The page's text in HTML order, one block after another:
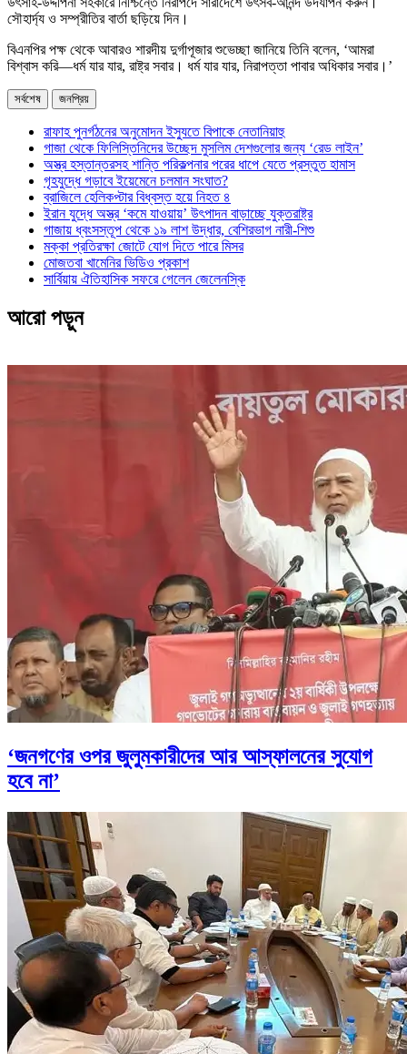
সৌহার্দ্য ও সম্প্রীতির বার্তা ছড়িয়ে দিন।
বিএনপির পক্ষ থেকে আবারও শারদীয় দুর্গাপূজার শুভেচ্ছা জানিয়ে তিনি বলেন, ‘আমরা
বিশ্বাস করি—ধর্ম যার যার, রাষ্ট্র সবার। ধর্ম যার যার, নিরাপত্তা পাবার অধিকার সবার।’
সর্বশেষ জনপ্রিয়
রাফাহ পুনর্গঠনের অনুমোদন ইস্যুতে বিপাকে নেতানিয়াহু
গাজা থেকে ফিলিস্তিনিদের উচ্ছেদ মুসলিম দেশগুলোর জন্য ‘রেড লাইন’
অস্ত্র হস্তান্তরসহ শান্তি পরিকল্পনার পরের ধাপে যেতে প্রস্তুত হামাস
গৃহযুদ্ধে গড়াবে ইয়েমেনে চলমান সংঘাত?
ব্রাজিলে হেলিকপ্টার বিধ্বস্ত হয়ে নিহত ৪
ইরান যুদ্ধে অস্ত্র ‘কমে যাওয়ায়’ উৎপাদন বাড়াচ্ছে যুক্তরাষ্ট্র
গাজায় ধ্বংসস্তূপ থেকে ১৯ লাশ উদ্ধার, বেশিরভাগ নারী-শিশু
মক্কা প্রতিরক্ষা জোটে যোগ দিতে পারে মিসর
মোজতবা খামেনির ভিডিও প্রকাশ
সার্বিয়ায় ঐতিহাসিক সফরে গেলেন জেলেনস্কি
আরো পড়ুন
‘জনগণের ওপর জুলুমকারীদের আর আস্ফালনের সুযোগ
হবে না’